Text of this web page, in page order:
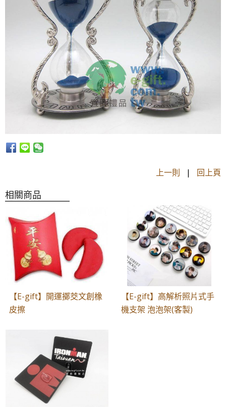
上一則 | 回上頁
相關商品
【E-gift】開運擲茭文創橡
皮擦
【E-gift】高解析照片式手
機支架 泡泡架(客製)